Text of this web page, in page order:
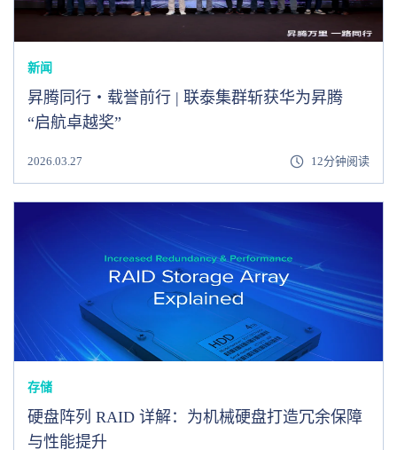
新闻
昇腾同行・载誉前行 | 联泰集群斩获华为昇腾
“启航卓越奖”
2026.03.27 12分钟阅读
存储
硬盘阵列 RAID 详解：为机械硬盘打造冗余保障
与性能提升